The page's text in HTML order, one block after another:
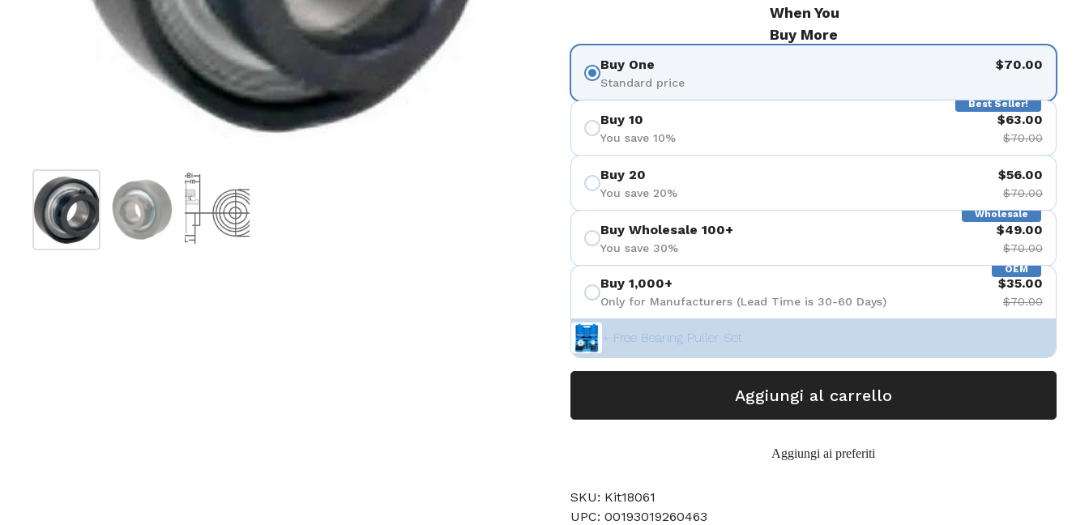
Mostra diapositiva 1Mostra diapositiva 2
When You
Buy More
Buy One
Standard price
$70.00
Best Seller!
Buy 10
You save 10%
$63.00
$70.00
Buy 20
You save 20%
$56.00
$70.00
Wholesale
Buy Wholesale 100+
You save 30%
$49.00
$70.00
OEM
Buy 1,000+
Only for Manufacturers (Lead Time is 30-60 Days)
$35.00
$70.00
+ Free Bearing Puller Set
Aggiungi al carrello
Aggiungi ai preferiti
SKU: Kit18061
UPC: 00193019260463